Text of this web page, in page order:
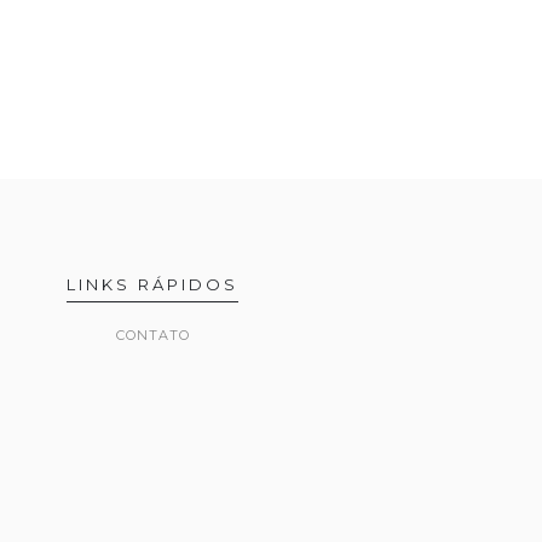
LINKS RÁPIDOS
CONTATO